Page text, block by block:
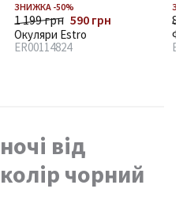
ЗНИЖКА -50%
1 199 грн 590 грн
Окуляри Estro
ER00114824
від
чорний